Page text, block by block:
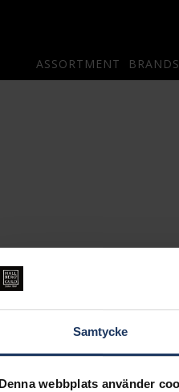
Samtycke
Denna webbplats använder
ASSORTMENT BRANDS